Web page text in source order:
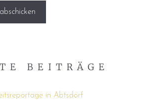
BEITRÄGE
in Abtsdorf